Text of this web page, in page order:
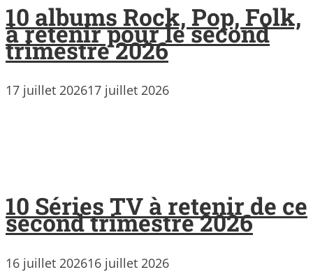
10 albums Rock, Pop, Folk,
à retenir pour le second
trimestre 2026
17 juillet 202617 juillet 2026
10 Séries TV à retenir de ce
second trimestre 2026
16 juillet 202616 juillet 2026